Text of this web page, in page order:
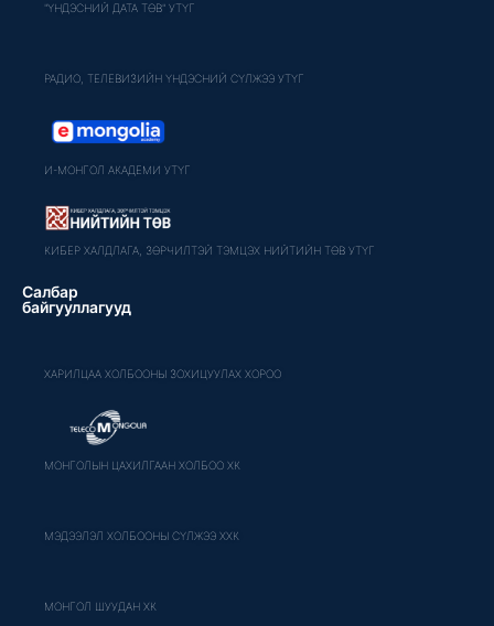
"ҮНДЭСНИЙ ДАТА ТӨВ" УТҮГ
РАДИО, ТЕЛЕВИЗИЙН ҮНДЭСНИЙ СҮЛЖЭЭ УТҮГ
И-МОНГОЛ АКАДЕМИ УТҮГ
КИБЕР ХАЛДЛАГА, ЗӨРЧИЛТЭЙ ТЭМЦЭХ НИЙТИЙН ТӨВ УТҮГ
Салбар
байгууллагууд
ХАРИЛЦАА ХОЛБООНЫ ЗОХИЦУУЛАХ ХОРОО
МОНГОЛЫН ЦАХИЛГААН ХОЛБОО ХК
МЭДЭЭЛЭЛ ХОЛБООНЫ СҮЛЖЭЭ ХХК
МОНГОЛ ШУУДАН ХК